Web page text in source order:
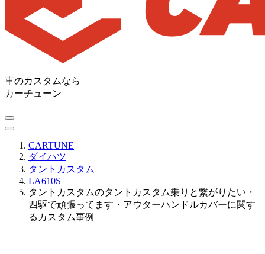
車のカスタムなら
カーチューン
CARTUNE
ダイハツ
タントカスタム
LA610S
タントカスタムのタントカスタム乗りと繋がりたい・
四駆で頑張ってます・アウターハンドルカバーに関す
るカスタム事例